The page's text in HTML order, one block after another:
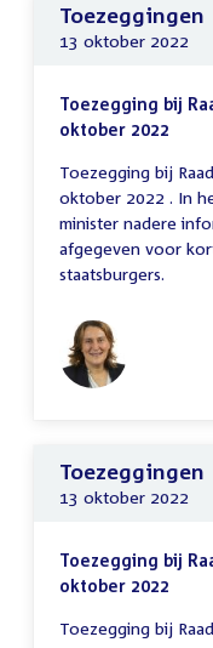
Toezeggingen
13 oktober 2022
Toezegging bij
oktober 2022
Toezegging bij
oktober 2022 . In
minister nadere
afgegeven voor
staatsburgers.
Toezeggingen
13 oktober 2022
Toezegging bij
oktober 2022
Toezegging bij